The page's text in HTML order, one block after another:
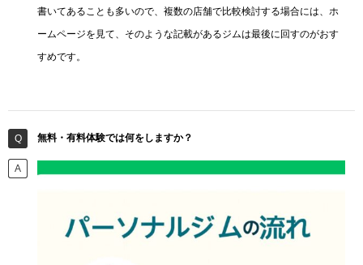
書いてあることも多いので、複数の店舗で比較検討する場合には、ホ
ームページを見て、そのような記載があるジムは最後に回すのがおす
すめです。
無料・有料体験では何をしますか？